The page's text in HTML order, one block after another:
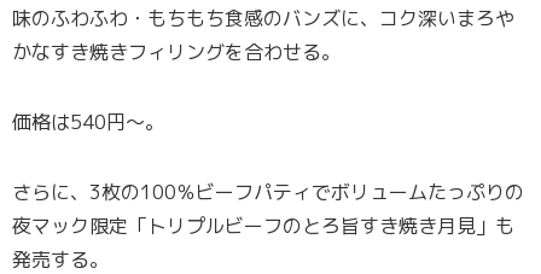
味のふわふわ・もちもち食感のバンズに、コク深いまろや
かなすき焼きフィリングを合わせる。
価格は540円～。
さらに、3枚の100％ビーフパティでボリュームたっぷりの
夜マック限定「トリプルビーフのとろ旨すき焼き月見」も
発売する。